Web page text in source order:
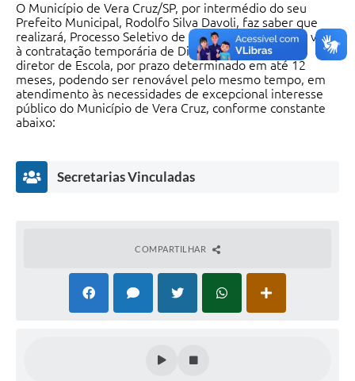
O Município de Vera Cruz/SP, por intermédio do seu
Prefeito Municipal, Rodolfo Silva Davoli, faz saber que
realizará, Processo Seletivo de Provas e Títulos, com vista
à contratação temporária de Diretor de Escola, Vice-
diretor de Escola, por prazo determinado em até 12
meses, podendo ser renovável pelo mesmo tempo, em
atendimento às necessidades de excepcional interesse
público do Município de Vera Cruz, conforme constante
abaixo:
Secretarias Vinculadas
COMPARTILHAR